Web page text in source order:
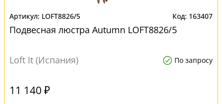
LOFT8826/5 163407
Подвесная люстра Autumn LOFT8826/5
Loft It (Испания) По запросу
11 140 ₽